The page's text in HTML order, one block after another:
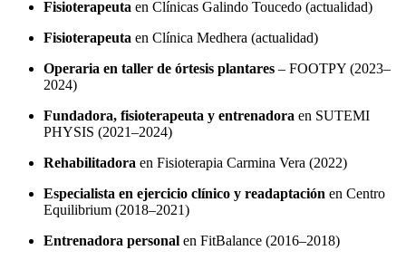
Fisioterapeuta en Clínicas Galindo Toucedo (actualidad)
Fisioterapeuta en Clínica Medhera (actualidad)
Operaria en taller de órtesis plantares – FOOTPY (2023–
2024)
Fundadora, fisioterapeuta y entrenadora en SUTEMI
PHYSIS (2021–2024)
Rehabilitadora en Fisioterapia Carmina Vera (2022)
Especialista en ejercicio clínico y readaptación en Centro
Equilibrium (2018–2021)
Entrenadora personal en FitBalance (2016–2018)